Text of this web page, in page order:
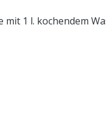
1 l. kochendem